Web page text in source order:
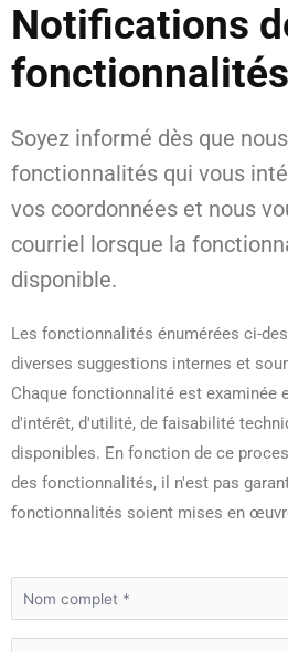
Notifications
fonctionnalités
Soyez informé dès que
fonctionnalités qui vous
vos coordonnées et nous
courriel lorsque la
disponible.
Les fonctionnalités énumérées ci-
diverses suggestions internes et
Chaque fonctionnalité est examinée
d'intérêt, d'utilité, de faisabilité
disponibles. En fonction de ce
des fonctionnalités, il n'est pas
fonctionnalités soient mises en